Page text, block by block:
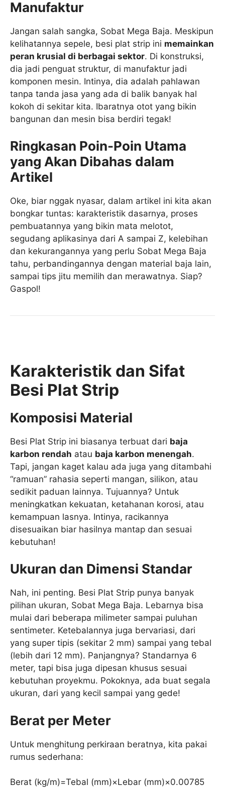
Manufaktur
Jangan salah sangka, Sobat Mega Baja. Meskipun
kelihatannya sepele, besi plat strip ini memainkan
peran krusial di berbagai sektor. Di konstruksi,
dia jadi penguat struktur, di manufaktur jadi
komponen mesin. Intinya, dia adalah pahlawan
tanpa tanda jasa yang ada di balik banyak hal
kokoh di sekitar kita. Ibaratnya otot yang bikin
bangunan dan mesin bisa berdiri tegak!
Ringkasan Poin-Poin Utama
yang Akan Dibahas dalam
Artikel
Oke, biar nggak nyasar, dalam artikel ini kita akan
bongkar tuntas: karakteristik dasarnya, proses
pembuatannya yang bikin mata melotot,
segudang aplikasinya dari A sampai Z, kelebihan
dan kekurangannya yang perlu Sobat Mega Baja
tahu, perbandingannya dengan material baja lain,
sampai tips jitu memilih dan merawatnya. Siap?
Gaspol!
Karakteristik dan Sifat
Besi Plat Strip
Komposisi Material
Besi Plat Strip ini biasanya terbuat dari baja
karbon rendah atau baja karbon menengah.
Tapi, jangan kaget kalau ada juga yang ditambahi
“ramuan” rahasia seperti mangan, silikon, atau
sedikit paduan lainnya. Tujuannya? Untuk
meningkatkan kekuatan, ketahanan korosi, atau
kemampuan lasnya. Intinya, racikannya
disesuaikan biar hasilnya mantap dan sesuai
kebutuhan!
Ukuran dan Dimensi Standar
Nah, ini penting. Besi Plat Strip punya banyak
pilihan ukuran, Sobat Mega Baja. Lebarnya bisa
mulai dari beberapa milimeter sampai puluhan
sentimeter. Ketebalannya juga bervariasi, dari
yang super tipis (sekitar 2 mm) sampai yang tebal
(lebih dari 12 mm). Panjangnya? Standarnya 6
meter, tapi bisa juga dipesan khusus sesuai
kebutuhan proyekmu. Pokoknya, ada buat segala
ukuran, dari yang kecil sampai yang gede!
Berat per Meter
Untuk menghitung perkiraan beratnya, kita pakai
rumus sederhana:
Berat (kg/m)=Tebal (mm)×Lebar (mm)×0.00785